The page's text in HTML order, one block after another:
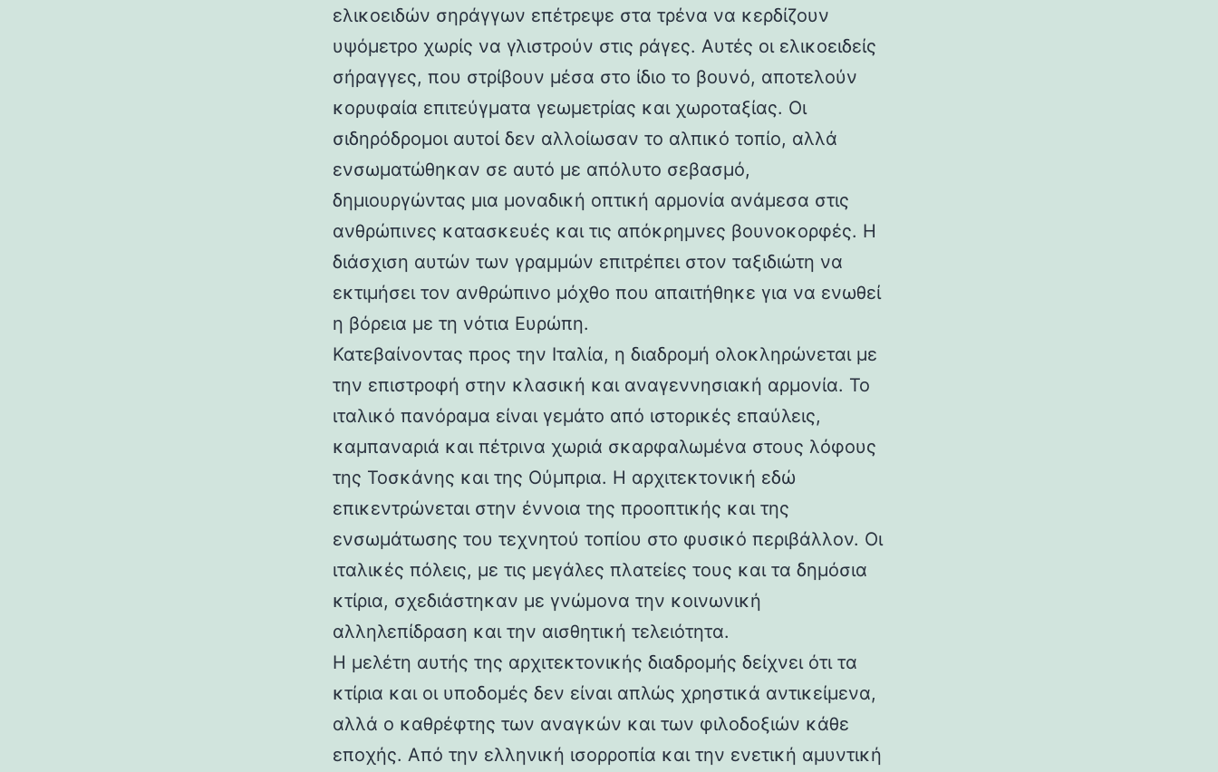
ελικοειδών σηράγγων επέτρεψε στα τρένα να κερδίζουν
υψόμετρο χωρίς να γλιστρούν στις ράγες. Αυτές οι ελικοειδείς
σήραγγες, που στρίβουν μέσα στο ίδιο το βουνό, αποτελούν
κορυφαία επιτεύγματα γεωμετρίας και χωροταξίας. Οι
σιδηρόδρομοι αυτοί δεν αλλοίωσαν το αλπικό τοπίο, αλλά
ενσωματώθηκαν σε αυτό με απόλυτο σεβασμό,
δημιουργώντας μια μοναδική οπτική αρμονία ανάμεσα στις
ανθρώπινες κατασκευές και τις απόκρημνες βουνοκορφές. Η
διάσχιση αυτών των γραμμών επιτρέπει στον ταξιδιώτη να
εκτιμήσει τον ανθρώπινο μόχθο που απαιτήθηκε για να ενωθεί
η βόρεια με τη νότια Ευρώπη.
Κατεβαίνοντας προς την Ιταλία, η διαδρομή ολοκληρώνεται με
την επιστροφή στην κλασική και αναγεννησιακή αρμονία. Το
ιταλικό πανόραμα είναι γεμάτο από ιστορικές επαύλεις,
καμπαναριά και πέτρινα χωριά σκαρφαλωμένα στους λόφους
της Τοσκάνης και της Ούμπρια. Η αρχιτεκτονική εδώ
επικεντρώνεται στην έννοια της προοπτικής και της
ενσωμάτωσης του τεχνητού τοπίου στο φυσικό περιβάλλον. Οι
ιταλικές πόλεις, με τις μεγάλες πλατείες τους και τα δημόσια
κτίρια, σχεδιάστηκαν με γνώμονα την κοινωνική
αλληλεπίδραση και την αισθητική τελειότητα.
Η μελέτη αυτής της αρχιτεκτονικής διαδρομής δείχνει ότι τα
κτίρια και οι υποδομές δεν είναι απλώς χρηστικά αντικείμενα,
αλλά ο καθρέφτης των αναγκών και των φιλοδοξιών κάθε
εποχής. Από την ελληνική ισορροπία και την ενετική αμυντική